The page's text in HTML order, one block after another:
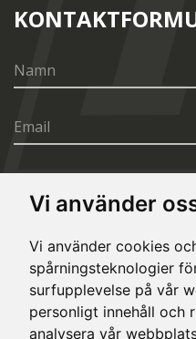
Vi använder
Vi använder cookies
spårningsteknologier
surfupplevelse på vår
personligt innehåll och
analysera vår